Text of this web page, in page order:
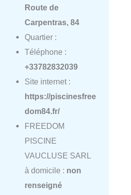
Route de
Carpentras, 84
Quartier :
Téléphone :
+33782832039
Site internet :
https://piscinesfree
dom84.fr/
FREEDOM
PISCINE
VAUCLUSE SARL
à domicile : non
renseigné